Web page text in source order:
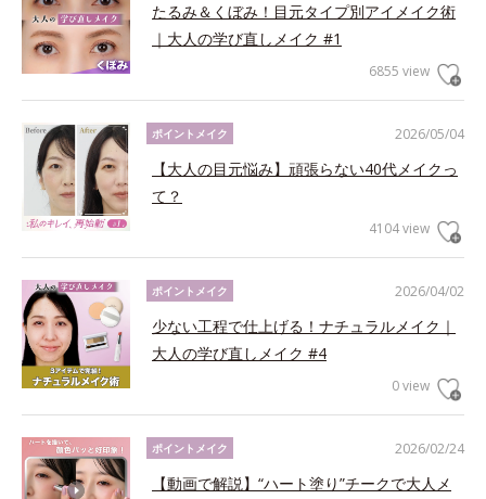
たるみ＆くぼみ！目元タイプ別アイメイク術
｜大人の学び直しメイク #1
6855 view
2026/05/04
ポイントメイク
【大人の目元悩み】頑張らない40代メイクっ
て？
4104 view
2026/04/02
ポイントメイク
少ない工程で仕上げる！ナチュラルメイク｜
大人の学び直しメイク #4
0 view
2026/02/24
ポイントメイク
【動画で解説】“ハート塗り”チークで大人メ